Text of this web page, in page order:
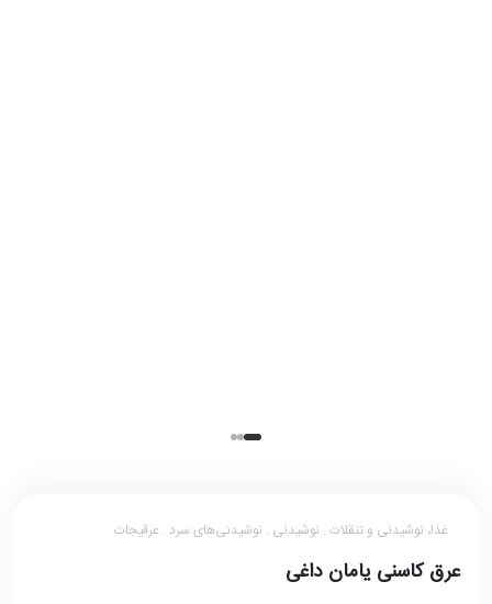
غذا، نوشیدنی و تنقلات . نوشیدنی . نوشیدنی‌های سرد . عرقیجات
عرق کاسنی یامان داغی